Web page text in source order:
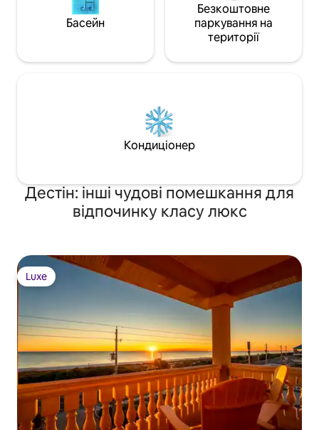
Басейн
Безкоштовне
паркування на
території
Кондиціонер
Дестін: інші чудові помешкання для
відпочинку класу люкс
Luxe
Luxe